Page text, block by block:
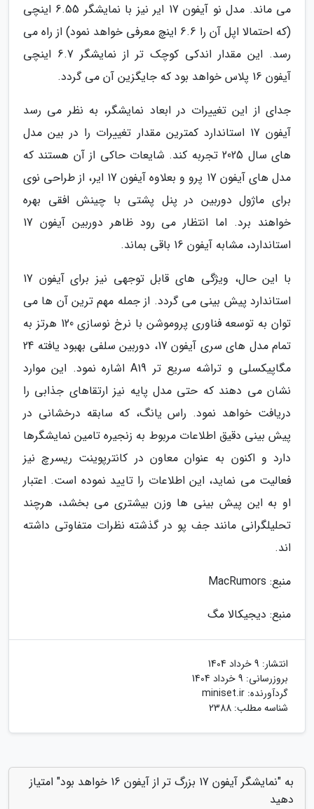
می ماند. مدل نو آیفون 17 ایر نیز با نمایشگر 6.55 اینچی
(که احتمالا اپل آن را 6.6 اینچ معرفی خواهد نمود) از راه می
رسد. این مقدار اندکی کوچک تر از نمایشگر 6.7 اینچی
آیفون 16 پلاس خواهد بود که جایگزین آن می گردد.
جدای از این تغییرات در ابعاد نمایشگر، به نظر می رسد
آیفون 17 استاندارد کمترین مقدار تغییرات را در بین مدل
های سال 2025 تجربه کند. شایعات حاکی از آن هستند که
مدل های آیفون 17 پرو و بعلاوه آیفون 17 ایر، از طراحی نوی
برای ماژول دوربین در پنل پشتی با چینش افقی بهره
خواهند برد. اما انتظار می رود ظاهر دوربین آیفون 17
استاندارد، مشابه آیفون 16 باقی بماند.
با این حال، ویژگی های قابل توجهی نیز برای آیفون 17
استاندارد پیش بینی می گردد. از جمله مهم ترین آن ها می
توان به توسعه فناوری پروموشن با نرخ نوسازی 120 هرتز به
تمام مدل های سری آیفون 17، دوربین سلفی بهبود یافته 24
مگاپیکسلی و تراشه سریع تر A19 اشاره نمود. این موارد
نشان می دهند که حتی مدل پایه نیز ارتقاهای جذابی را
دریافت خواهد نمود. راس یانگ، که سابقه درخشانی در
پیش بینی دقیق اطلاعات مربوط به زنجیره تامین نمایشگرها
دارد و اکنون به عنوان معاون در کانترپوینت ریسرچ نیز
فعالیت می نماید، این اطلاعات را تایید نموده است. اعتبار
او به این پیش بینی ها وزن بیشتری می بخشد، هرچند
تحلیلگرانی مانند جف پو در گذشته نظرات متفاوتی داشته
اند.
منبع: MacRumors
منبع: دیجیکالا مگ
انتشار: 9 خرداد 1404
بروزرسانی: 9 خرداد 1404
گردآورنده: miniset.ir
شناسه مطلب: 2388
به "نمایشگر آیفون 17 بزرگ تر از آیفون 16 خواهد بود" امتیاز
دهید